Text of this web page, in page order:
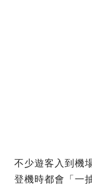
不少遊客入到機
登機時都會「一